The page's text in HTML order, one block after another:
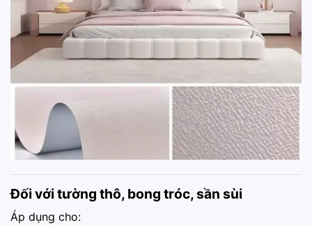
Đối với tường thô, bong tróc, sần sùi
Áp dụng cho: